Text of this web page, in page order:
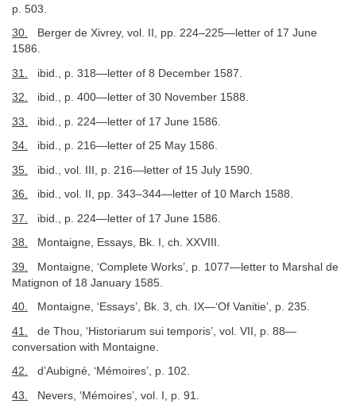
p. 503.
30. Berger de Xivrey, vol. II, pp. 224–225—letter of 17 June
1586.
31. ibid., p. 318—letter of 8 December 1587.
32. ibid., p. 400—letter of 30 November 1588.
33. ibid., p. 224—letter of 17 June 1586.
34. ibid., p. 216—letter of 25 May 1586.
35. ibid., vol. III, p. 216—letter of 15 July 1590.
36. ibid., vol. II, pp. 343–344—letter of 10 March 1588.
37. ibid., p. 224—letter of 17 June 1586.
38. Montaigne, Essays, Bk. I, ch. XXVIII.
39.
Montaigne, ‘Complete Works’, p. 1077—letter to Marshal de
Matignon of 18 January 1585.
40. Montaigne, ‘Essays’, Bk. 3, ch. IX—‘Of Vanitie’, p. 235.
41.
de Thou, ‘Historiarum sui temporis’, vol. VII, p. 88—
conversation with Montaigne.
42. d’Aubigné, ‘Mémoires’, p. 102.
43. Nevers, ‘Mémoires’, vol. I, p. 91.